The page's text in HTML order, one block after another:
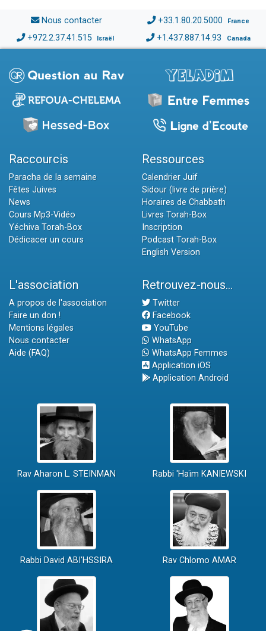
Nous contacter +33.1.80.20.5000 France
+972.2.37.41.515 Israël +1.437.887.14.93 Canada
Raccourcis
Paracha de la semaine
Fêtes Juives
News
Cours Mp3-Vidéo
Yéchiva Torah-Box
Dédicacer un cours
Ressources
Calendrier Juif
Sidour (livre de prière)
Horaires de Chabbath
Livres Torah-Box
Inscription
Podcast Torah-Box
English Version
L'association
A propos de l'association
Faire un don !
Mentions légales
Nous contacter
Aide (FAQ)
Retrouvez-nous...
Twitter
Facebook
YouTube
WhatsApp
WhatsApp Femmes
Application iOS
Application Android
Rav Aharon L. STEINMAN Rabbi 'Haïm KANIEWSKI
Rabbi David ABI'HSSIRA Rav Chlomo AMAR